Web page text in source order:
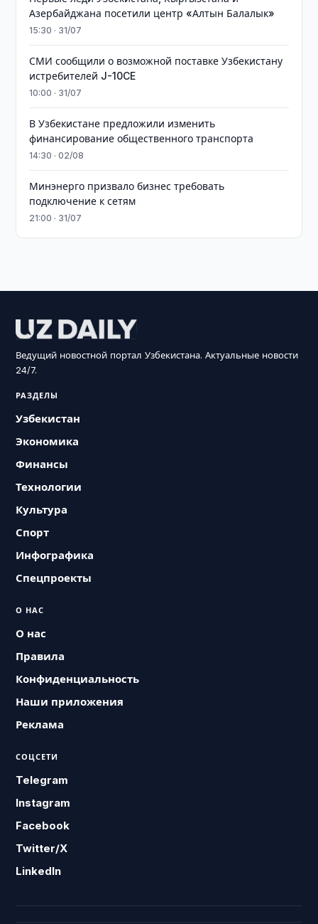
Азербайджана посетили центр «Алтын Балалык»
15:30 · 31/07
СМИ сообщили о возможной поставке Узбекистану
истребителей J-10CE
10:00 · 31/07
В Узбекистане предложили изменить
финансирование общественного транспорта
14:30 · 02/08
Минэнерго призвало бизнес требовать
подключение к сетям
21:00 · 31/07
Ведущий новостной портал Узбекистана. Актуальные новости
24/7.
РАЗДЕЛЫ
Узбекистан
Экономика
Финансы
Технологии
Культура
Спорт
Инфографика
Спецпроекты
О НАС
О нас
Правила
Конфиденциальность
Наши приложения
Реклама
СОЦСЕТИ
Telegram
Instagram
Facebook
Twitter/X
LinkedIn